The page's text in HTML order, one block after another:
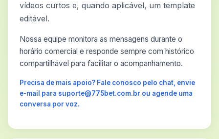
vídeos curtos e, quando aplicável, um template
editável.
Nossa equipe monitora as mensagens durante o
horário comercial e responde sempre com histórico
compartilhável para facilitar o acompanhamento.
Precisa de mais apoio? Fale conosco pelo chat, envie
e-mail para suporte@775bet.com.br ou agende uma
conversa por voz.